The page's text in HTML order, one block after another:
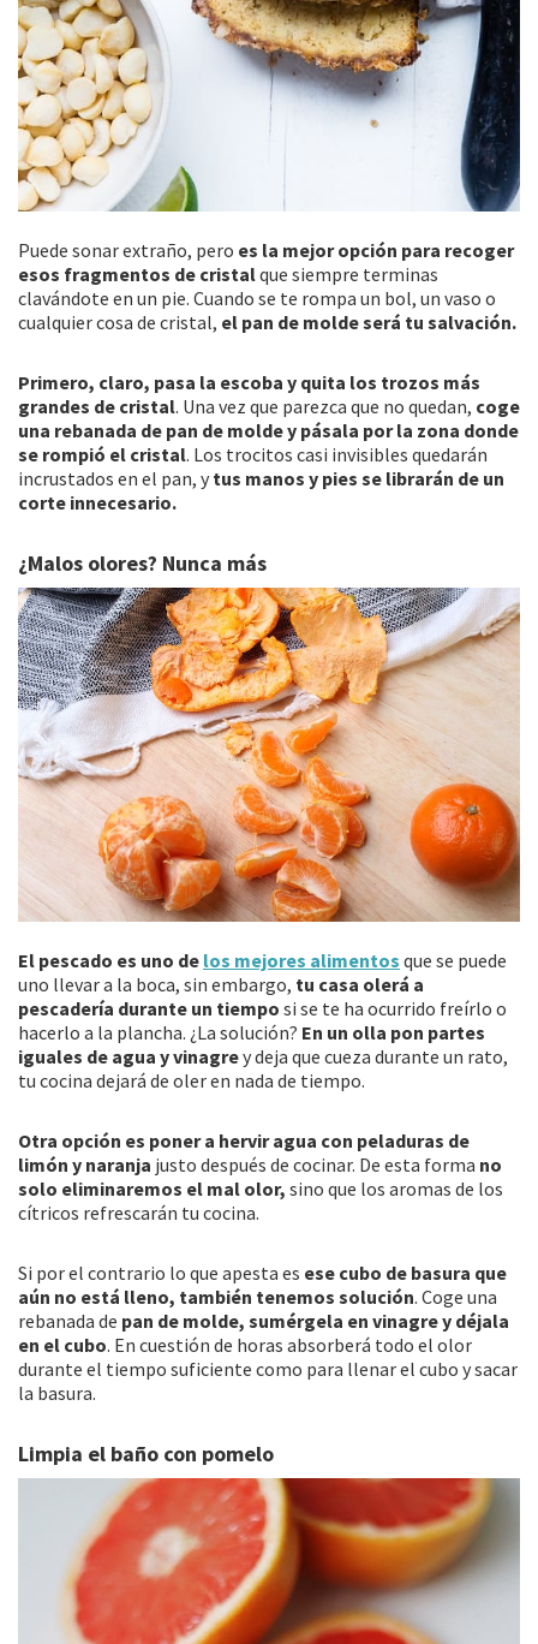
Puede sonar extraño, pero es la mejor opción para recoger
esos fragmentos de cristalque siempre terminas
clavándote en un pie. Cuando se te rompa un bol, un vaso o
cualquier cosa de cristal, el pan de molde será tu salvación.
Primero, claro, pasa la escoba y quita los trozos más
grandes de cristal. Una vez que parezca que no quedan, coge
una rebanada de pan de molde y pásala por la zona donde
se rompió el cristal. Los trocitos casi invisibles quedarán
incrustados en el pan, y tus manos y pies se librarán de un
corte innecesario.
¿Malos olores? Nunca más
El pescado es uno de los mejores alimentos que se puede
uno llevar a la boca, sin embargo, tu casa olerá a
pescadería durante un tiempo si se te ha ocurrido freírlo o
hacerlo a la plancha. ¿La solución? En un olla pon partes
iguales de agua y vinagrey deja que cueza durante un rato,
tu cocina dejará de oler en nada de tiempo.
Otra opción es poner a hervir agua con peladuras de
limón y naranja justo después de cocinar. De esta forma no
solo eliminaremos el mal olor, sino que los aromas de los
cítricos refrescarán tu cocina.
Si por el contrario lo que apesta es ese cubo de basura que
aún no está lleno, también tenemos solución. Coge una
rebanada de pan de molde, sumérgela en vinagre y déjala
en el cubo. En cuestión de horas absorberá todo el olor
durante el tiempo suficiente como para llenar el cubo y sacar
la basura.
Limpia el baño con pomelo